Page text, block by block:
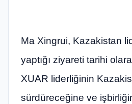
Ma Xingrui, Kazakistan
yaptığı ziyareti tarihi
XUAR liderliğinin
sürdüreceğine ve